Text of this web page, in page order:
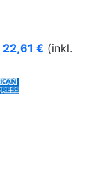
22,61 € (inkl.